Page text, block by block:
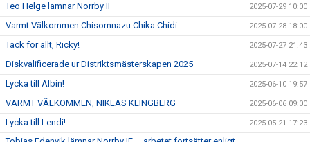
Teo Helge lämnar Norrby IF 2025-07-29 10:00
Varmt Välkommen Chisomnazu Chika Chidi 2025-07-28 18:00
Tack för allt, Ricky! 2025-07-27 21:43
Diskvalificerade ur Distriktsmästerskapen 2025 2025-07-14 22:12
Lycka till Albin! 2025-06-10 19:57
VARMT VÄLKOMMEN, NIKLAS KLINGBERG 2025-06-06 09:00
Lycka till Lendi! 2025-05-21 17:23